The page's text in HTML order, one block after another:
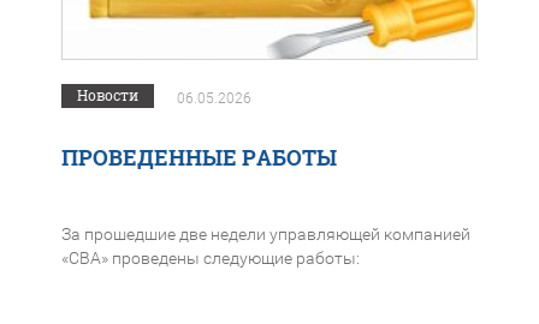
Новости 06.05.2026
ПРОВЕДЕННЫЕ РАБОТЫ
За прошедшие две недели управляющей компанией
«СВА» проведены следующие работы: